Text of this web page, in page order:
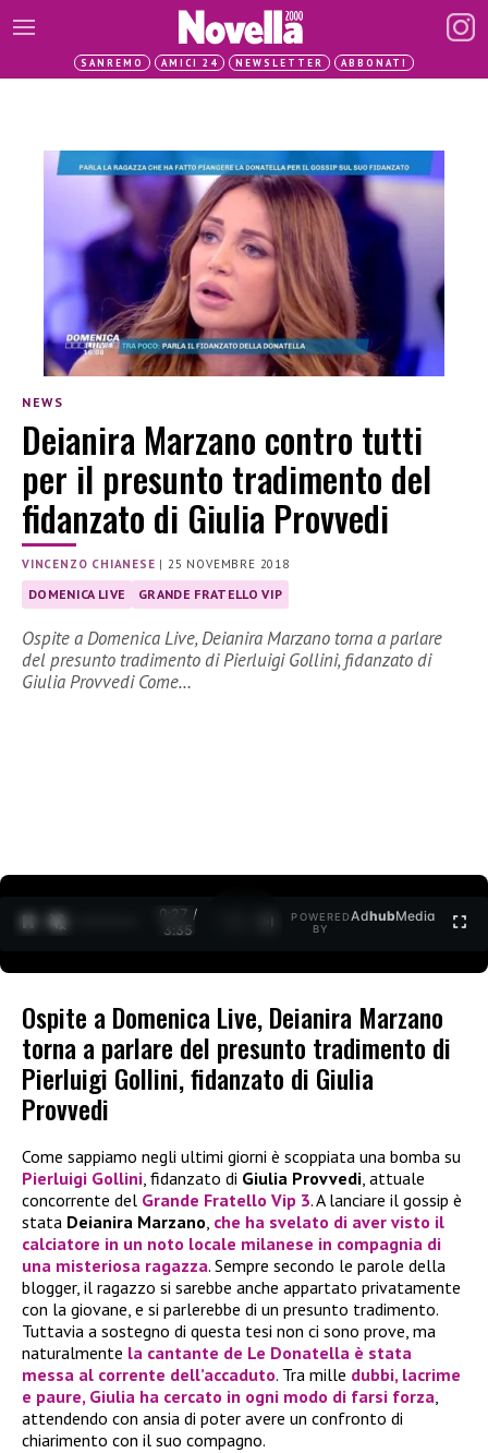
SANREMO AMICI 24 NEWSLETTER ABBONATI
NEWS
Deianira Marzano contro tutti
per il presunto tradimento del
fidanzato di Giulia Provvedi
VINCENZO CHIANESE |25 NOVEMBRE 2018
DOMENICA LIVE GRANDE FRATELLO VIP
Ospite a Domenica Live, Deianira Marzano torna a parlare
del presunto tradimento di Pierluigi Gollini, fidanzato di
Giulia Provvedi Come…
0:27 /
3:35
POWERED
BY
AdhubMedia
Ospite a Domenica Live, Deianira Marzano
torna a parlare del presunto tradimento di
Pierluigi Gollini, fidanzato di Giulia
Provvedi
Come sappiamo negli ultimi giorni è scoppiata una bomba su
Pierluigi Gollini, fidanzato di Giulia Provvedi, attuale
concorrente del Grande Fratello Vip 3. A lanciare il gossip è
stata Deianira Marzano, che ha svelato di aver visto il
calciatore in un noto locale milanese in compagnia di
una misteriosa ragazza. Sempre secondo le parole della
blogger, il ragazzo si sarebbe anche appartato privatamente
con la giovane, e si parlerebbe di un presunto tradimento.
Tuttavia a sostegno di questa tesi non ci sono prove, ma
naturalmente la cantante de Le Donatella è stata
messa al corrente dell’accaduto. Tra mille dubbi, lacrime
e paure, Giulia ha cercato in ogni modo di farsi forza,
attendendo con ansia di poter avere un confronto di
chiarimento con il suo compagno.